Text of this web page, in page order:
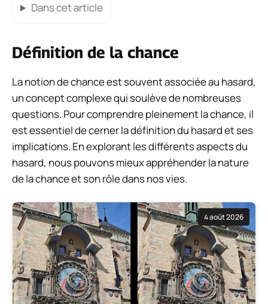
Dans cet article
Définition de la chance
La notion de chance est souvent associée au hasard,
un concept complexe qui soulève de nombreuses
questions. Pour comprendre pleinement la chance, il
est essentiel de cerner la définition du hasard et ses
implications. En explorant les différents aspects du
hasard, nous pouvons mieux appréhender la nature
de la chance et son rôle dans nos vies.
4 août 2026